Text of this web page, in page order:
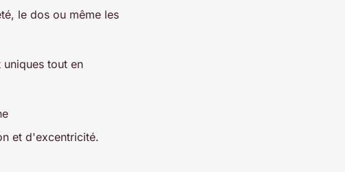
le dos ou même les
tout en
et d'excentricité.